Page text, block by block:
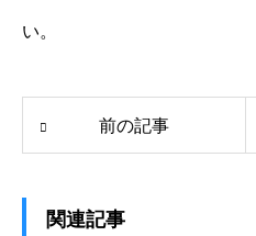
い。
前の記事
関連記事